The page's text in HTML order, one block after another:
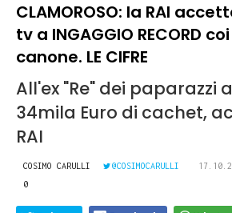
CLAMOROSO: la RAI
tv a INGAGGIO RECORD
canone. LE CIFRE
All'ex "Re" dei paparazzi
34mila Euro di cachet,
RAI
COSIMO CARULLI @COSIMOCARULLI
0